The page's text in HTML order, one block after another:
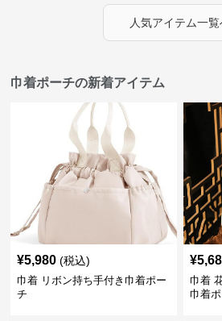
人気アイテム一覧
巾着ポーチの新着アイテム
¥5,980 (税込)
巾着 リボン持ち手付き巾着ポー
チ
¥
巾着
巾着